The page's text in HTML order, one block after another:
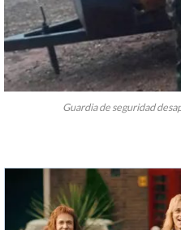
Guardia de seguridad